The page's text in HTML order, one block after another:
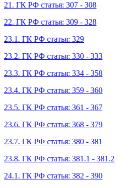
21. ГК РФ статья: 307 - 308
22. ГК РФ статья: 309 - 328
23.1. ГК РФ статья: 329
23.2. ГК РФ статья: 330 - 333
23.3. ГК РФ статья: 334 - 358
23.4. ГК РФ статья: 359 - 360
23.5. ГК РФ статья: 361 - 367
23.6. ГК РФ статья: 368 - 379
23.7. ГК РФ статья: 380 - 381
23.8. ГК РФ статья: 381.1 - 381.2
24.1. ГК РФ статья: 382 - 390